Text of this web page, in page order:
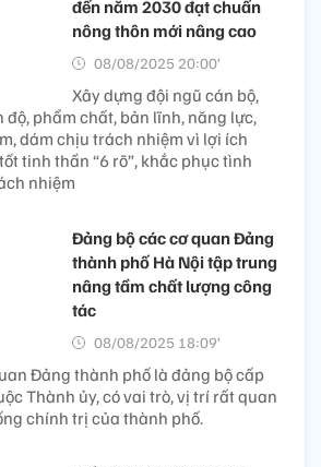
đến năm 2030 đạt chuẩn
nông thôn mới nâng cao
08/08/2025 20:00’
Xây dựng đội ngũ cán bộ,
phẩm chất, bản lĩnh, năng lực,
dám chịu trách nhiệm vì lợi ích
tinh thần “6 rõ”, khắc phục tình
nhiệm
Đảng bộ các cơ quan Đảng
thành phố Hà Nội tập trung
nâng tầm chất lượng công
tác
08/08/2025 18:09’
Đảng thành phố là đảng bộ cấp
Thành ủy, có vai trò, vị trí rất quan
chính trị của thành phố.